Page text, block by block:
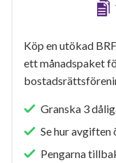
Köp en utökad
ett månadspaket
Granska 3
Se hur
Pengarna